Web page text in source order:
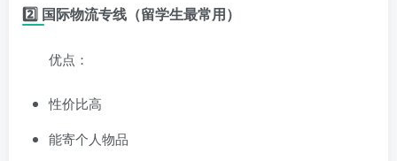
2️⃣ 国际物流专线（留学生最常用）
优点：
性价比高
能寄个人物品